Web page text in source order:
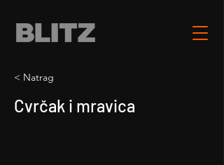
< Natrag
Cvrčak i mravica